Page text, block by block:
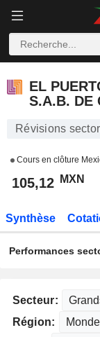
EL
S.A.B. DE
Révisions
Cours en clôture
105,12 MXN
Synthèse
Performances
Secteur:
Région: